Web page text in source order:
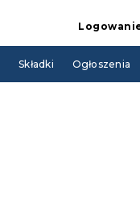
Składki Ogłoszenia